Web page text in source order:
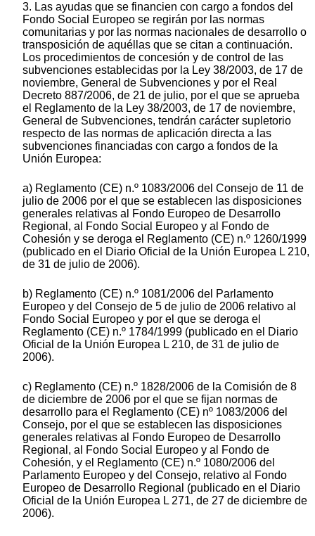
3. Las ayudas que se financien con cargo a fondos del
Fondo Social Europeo se regirán por las normas
comunitarias y por las normas nacionales de desarrollo o
transposición de aquéllas que se citan a continuación.
Los procedimientos de concesión y de control de las
subvenciones establecidas por la Ley 38/2003, de 17 de
noviembre, General de Subvenciones y por el Real
Decreto 887/2006, de 21 de julio, por el que se aprueba
el Reglamento de la Ley 38/2003, de 17 de noviembre,
General de Subvenciones, tendrán carácter supletorio
respecto de las normas de aplicación directa a las
subvenciones financiadas con cargo a fondos de la
Unión Europea:
a) Reglamento (CE) n.º 1083/2006 del Consejo de 11 de
julio de 2006 por el que se establecen las disposiciones
generales relativas al Fondo Europeo de Desarrollo
Regional, al Fondo Social Europeo y al Fondo de
Cohesión y se deroga el Reglamento (CE) n.º 1260/1999
(publicado en el Diario Oficial de la Unión Europea L 210,
de 31 de julio de 2006).
b) Reglamento (CE) n.º 1081/2006 del Parlamento
Europeo y del Consejo de 5 de julio de 2006 relativo al
Fondo Social Europeo y por el que se deroga el
Reglamento (CE) n.º 1784/1999 (publicado en el Diario
Oficial de la Unión Europea L 210, de 31 de julio de
2006).
c) Reglamento (CE) n.º 1828/2006 de la Comisión de 8
de diciembre de 2006 por el que se fijan normas de
desarrollo para el Reglamento (CE) nº 1083/2006 del
Consejo, por el que se establecen las disposiciones
generales relativas al Fondo Europeo de Desarrollo
Regional, al Fondo Social Europeo y al Fondo de
Cohesión, y el Reglamento (CE) n.º 1080/2006 del
Parlamento Europeo y del Consejo, relativo al Fondo
Europeo de Desarrollo Regional (publicado en el Diario
Oficial de la Unión Europea L 271, de 27 de diciembre de
2006).